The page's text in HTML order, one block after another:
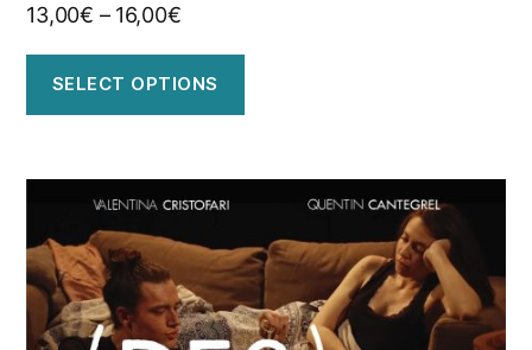
13,00€ – 16,00€
SELECT OPTIONS